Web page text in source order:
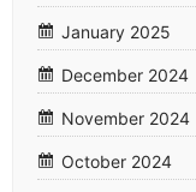
January 2025
December 2024
November 2024
October 2024